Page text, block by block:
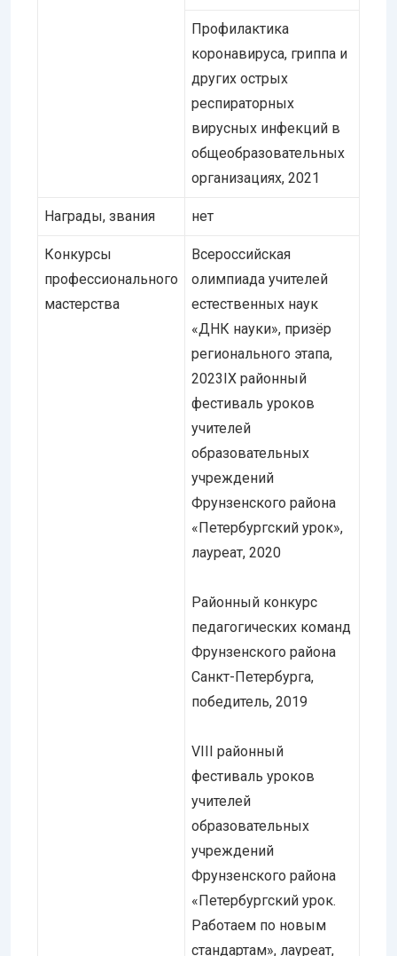
Профилактика
коронавируса, гриппа и
других острых
респираторных
вирусных инфекций в
общеобразовательных
организациях, 2021
Награды, звания нет
Конкурсы
профессионального
мастерства
Всероссийская
олимпиада учителей
естественных наук
«ДНК науки», призёр
регионального этапа,
2023IХ районный
фестиваль уроков
учителей
образовательных
учреждений
Фрунзенского района
«Петербургский урок»,
лауреат, 2020
Районный конкурс
педагогических команд
Фрунзенского района
Санкт-Петербурга,
победитель, 2019
VIII районный
фестиваль уроков
учителей
образовательных
учреждений
Фрунзенского района
«Петербургский урок.
Работаем по новым
стандартам», лауреат,